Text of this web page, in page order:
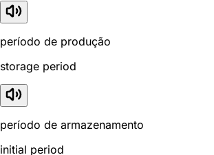
período de produção
storage period
período de armazenamento
initial period